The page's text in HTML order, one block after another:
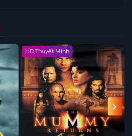
HD,Thuyết Minh